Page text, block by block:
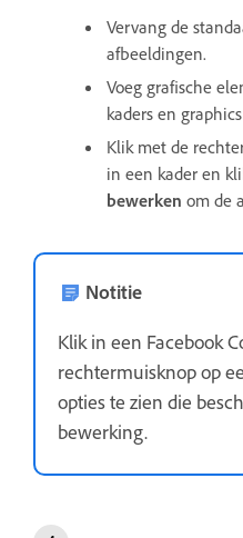
Vervang de
afbeeldingen.
Voeg grafische
kaders en
Klik met de
in een kader en
bewerken om de
Notitie
Klik in een Facebook
rechtermuisknop op
opties te zien die
bewerking.